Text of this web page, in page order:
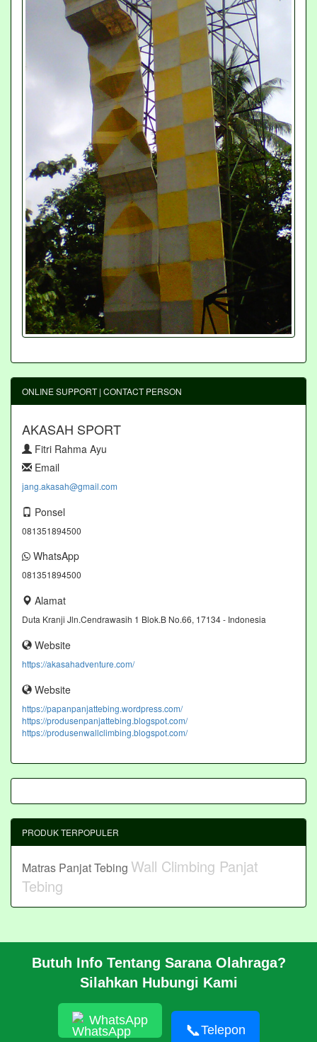
ONLINE SUPPORT | CONTACT PERSON
AKASAH SPORT
Fitri Rahma Ayu
Email
jang.akasah@gmail.com
Ponsel
081351894500
WhatsApp
081351894500
Alamat
Duta Kranji Jln.Cendrawasih 1 Blok.B No.66, 17134 - Indonesia
Website
https://akasahadventure.com/
Website
https://papanpanjattebing.wordpress.com/
https://produsenpanjattebing.blogspot.com/
https://produsenwallclimbing.blogspot.com/
Butuh Info Tentang Sarana Olahraga?
Silahkan Hubungi Kami
WhatsApp
📞Telepon
PRODUK TERPOPULER
Matras Panjat Tebing Wall Climbing Panjat
Tebing
CARA PESAN
HUBUNGI KAMI